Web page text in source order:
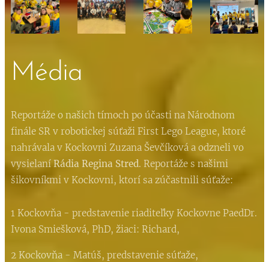
Média
Reportáže o našich tímoch po účasti na Národnom
finále SR v robotickej súťaži First Lego League, ktoré
nahrávala v Kockovni Zuzana Ševčíková a odzneli vo
vysielaní Rádia Regina Stred. Reportáže s našimi
šikovníkmi v Kockovni, ktorí sa zúčastnili súťaže:
1 Kockovňa - predstavenie riaditeľky Kockovne PaedDr.
Ivona Smiešková, PhD, žiaci: Richard,
2 Kockovňa - Matúš, predstavenie súťaže,